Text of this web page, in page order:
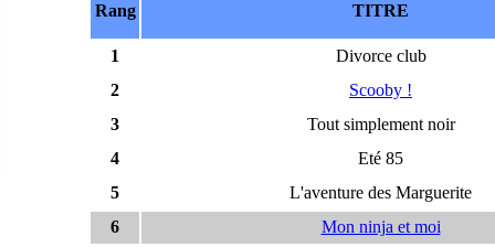
Rang TITRE
1
Divorce club
2
Scooby !
3
Tout simplement noir
4
Eté 85
5
L'aventure des Marguerite
6
Mon ninja et moi